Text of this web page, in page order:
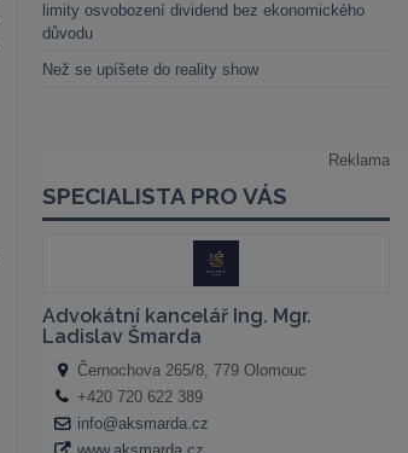
limity osvobození dividend bez ekonomického
důvodu
Než se upíšete do reality show